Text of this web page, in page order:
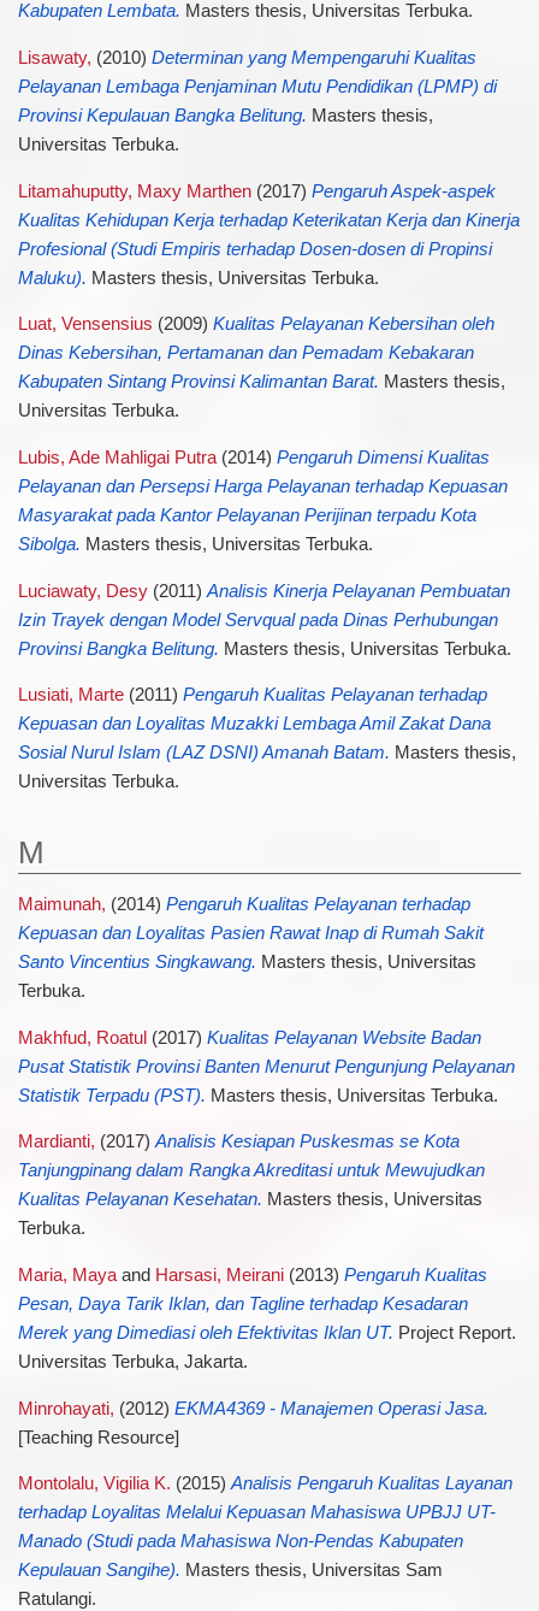
Kabupaten Lembata. Masters thesis, Universitas Terbuka.
Lisawaty, (2010) Determinan yang Mempengaruhi Kualitas
Pelayanan Lembaga Penjaminan Mutu Pendidikan (LPMP) di
Provinsi Kepulauan Bangka Belitung. Masters thesis,
Universitas Terbuka.
Litamahuputty, Maxy Marthen(2017) Pengaruh Aspek-aspek
Kualitas Kehidupan Kerja terhadap Keterikatan Kerja dan Kinerja
Profesional (Studi Empiris terhadap Dosen-dosen di Propinsi
Maluku). Masters thesis, Universitas Terbuka.
Luat, Vensensius (2009) Kualitas Pelayanan Kebersihan oleh
Dinas Kebersihan, Pertamanan dan Pemadam Kebakaran
Kabupaten Sintang Provinsi Kalimantan Barat. Masters thesis,
Universitas Terbuka.
Lubis, Ade Mahligai Putra(2014) Pengaruh Dimensi Kualitas
Pelayanan dan Persepsi Harga Pelayanan terhadap Kepuasan
Masyarakat pada Kantor Pelayanan Perijinan terpadu Kota
Sibolga. Masters thesis, Universitas Terbuka.
Luciawaty, Desy(2011) Analisis Kinerja Pelayanan Pembuatan
Izin Trayek dengan Model Servqual pada Dinas Perhubungan
Provinsi Bangka Belitung. Masters thesis, Universitas Terbuka.
Lusiati, Marte(2011) Pengaruh Kualitas Pelayanan terhadap
Kepuasan dan Loyalitas Muzakki Lembaga Amil Zakat Dana
Sosial Nurul Islam (LAZ DSNI) Amanah Batam. Masters thesis,
Universitas Terbuka.
M
Maimunah, (2014) Pengaruh Kualitas Pelayanan terhadap
Kepuasan dan Loyalitas Pasien Rawat Inap di Rumah Sakit
Santo Vincentius Singkawang. Masters thesis, Universitas
Terbuka.
Makhfud, Roatul (2017) Kualitas Pelayanan Website Badan
Pusat Statistik Provinsi Banten Menurut Pengunjung Pelayanan
Statistik Terpadu (PST). Masters thesis, Universitas Terbuka.
Mardianti, (2017)Analisis Kesiapan Puskesmas se Kota
Tanjungpinang dalam Rangka Akreditasi untuk Mewujudkan
Kualitas Pelayanan Kesehatan. Masters thesis, Universitas
Terbuka.
Maria, Mayaand Harsasi, Meirani(2013) Pengaruh Kualitas
Pesan, Daya Tarik Iklan, dan Tagline terhadap Kesadaran
Merek yang Dimediasi oleh Efektivitas Iklan UT. Project Report.
Universitas Terbuka, Jakarta.
Minrohayati, (2012) EKMA4369 - Manajemen Operasi Jasa.
[Teaching Resource]
Montolalu, Vigilia K. (2015)Analisis Pengaruh Kualitas Layanan
terhadap Loyalitas Melalui Kepuasan Mahasiswa UPBJJ UT-
Manado (Studi pada Mahasiswa Non-Pendas Kabupaten
Kepulauan Sangihe). Masters thesis, Universitas Sam
Ratulangi.